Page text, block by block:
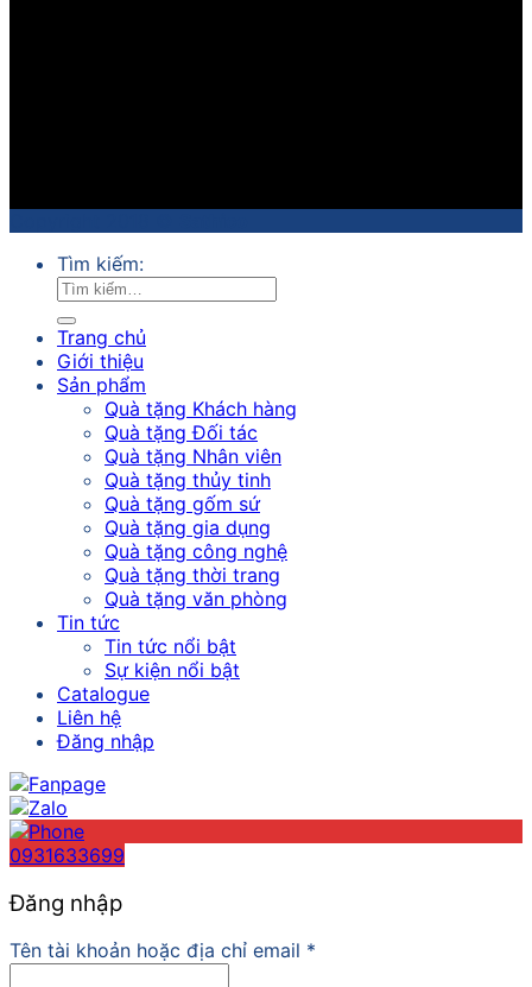
Tìm kiếm:
Trang chủ
Giới thiệu
Sản phẩm
Quà tặng Khách hàng
Quà tặng Đối tác
Quà tặng Nhân viên
Quà tặng thủy tinh
Quà tặng gốm sứ
Quà tặng gia dụng
Quà tặng công nghệ
Quà tặng thời trang
Quà tặng văn phòng
Tin tức
Tin tức nổi bật
Sự kiện nổi bật
Catalogue
Liên hệ
Đăng nhập
0931633699
Đăng nhập
Tên tài khoản hoặc địa chỉ email *